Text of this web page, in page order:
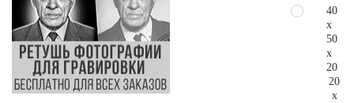
40
x
50
x
20
20
x